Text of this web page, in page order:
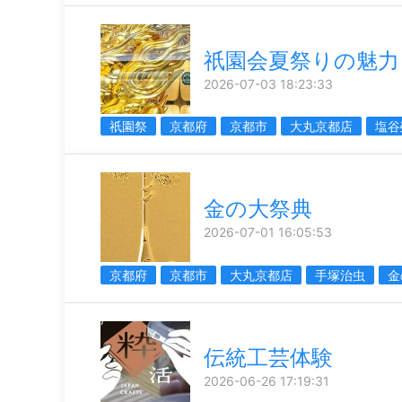
祇園会夏祭りの魅力
2026-07-03 18:23:33
祇園祭 京都府 京都市 大丸京都店 塩
金の大祭典
2026-07-01 16:05:53
京都府 京都市 大丸京都店 手塚治虫
伝統工芸体験
2026-06-26 17:19:31